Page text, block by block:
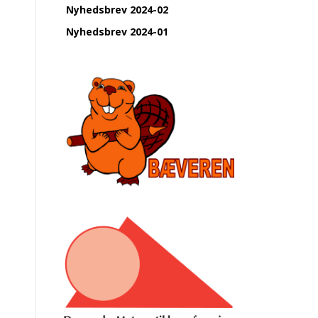
Nyhedsbrev 2024-02
Nyhedsbrev 2024-01